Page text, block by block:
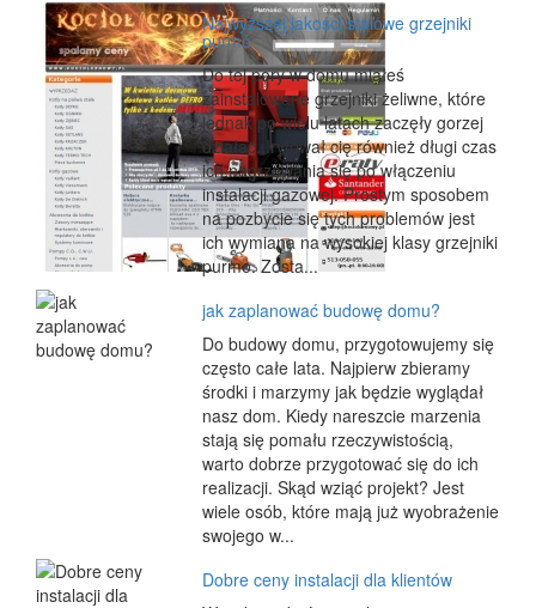
Najwyższej jakości stalowe grzejniki
purmo
Do tej pory w domu miałeś
zainstalowane grzejniki żeliwne, które
jednak po wielu latach zaczęły gorzej
działać. Irytował cię również długi czas
ich nagrzewania się po włączeniu
instalacji gazowej. Prostym sposobem
na pozbycie się tych problemów jest
ich wymiana na wysokiej klasy grzejniki
purmo. Zosta...
jak zaplanować budowę domu?
Do budowy domu, przygotowujemy się
często całe lata. Najpierw zbieramy
środki i marzymy jak będzie wyglądał
nasz dom. Kiedy nareszcie marzenia
stają się pomału rzeczywistością,
warto dobrze przygotować się do ich
realizacji. Skąd wziąć projekt? Jest
wiele osób, które mają już wyobrażenie
swojego w...
Dobre ceny instalacji dla klientów